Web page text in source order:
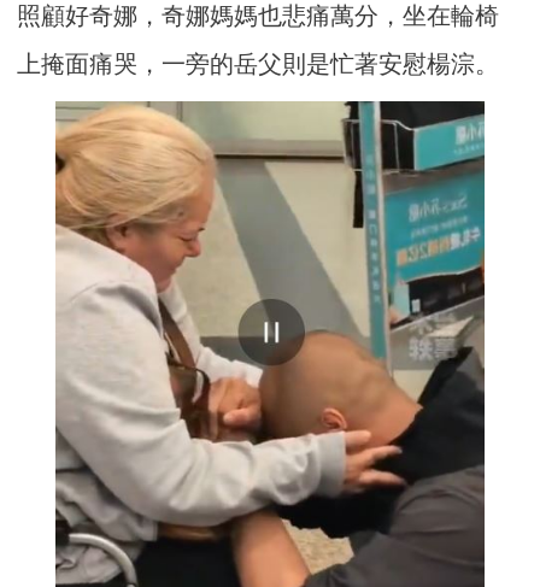
照顧好奇娜，奇娜媽媽也悲痛萬分，坐在輪椅
上掩面痛哭，一旁的岳父則是忙著安慰楊淙。